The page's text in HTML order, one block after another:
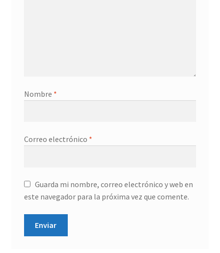
Nombre *
Correo electrónico *
Guarda mi nombre, correo electrónico y web en
este navegador para la próxima vez que comente.